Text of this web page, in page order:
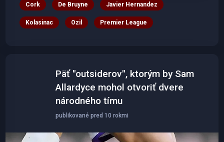
Cork De Bruyne Javier Hernandez
Kolasinac Ozil Premier League
Päť "outsiderov", ktorým by Sam
Allardyce mohol otvoriť dvere
národného tímu
publikované pred 10 rokmi